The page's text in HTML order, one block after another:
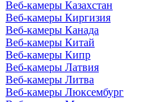
Веб-камеры Казахстан
Веб-камеры Киргизия
Веб-камеры Канада
Веб-камеры Китай
Веб-камеры Кипр
Веб-камеры Латвия
Веб-камеры Литва
Веб-камеры Люксембург